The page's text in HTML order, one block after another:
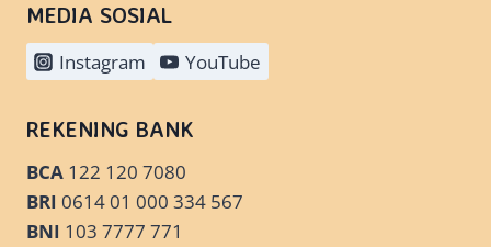
MEDIA SOSIAL
Instagram YouTube
REKENING BANK
BCA 122 120 7080
BRI 0614 01 000 334 567
BNI 103 7777 771